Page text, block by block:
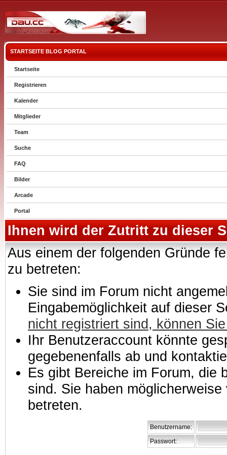
STARTSEITE BLOG PORTAL
Startseite
Registrieren
Kalender
Mitglieder
Team
Suche
FAQ
Bilder
Arcade
Portal
Ihnen wird der Zutritt zu dieser
Aus einem der folgenden Gründe
zu betreten:
Sie sind im Forum nicht
Eingabemöglichkeit auf dieser
nicht registriert sind, können
Ihr Benutzeraccount könnte
gegebenenfalls ab und
Es gibt Bereiche im Forum, die
sind. Sie haben
betreten.
Benutzername:
Passwort: